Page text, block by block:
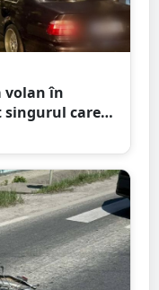
volan în
care a